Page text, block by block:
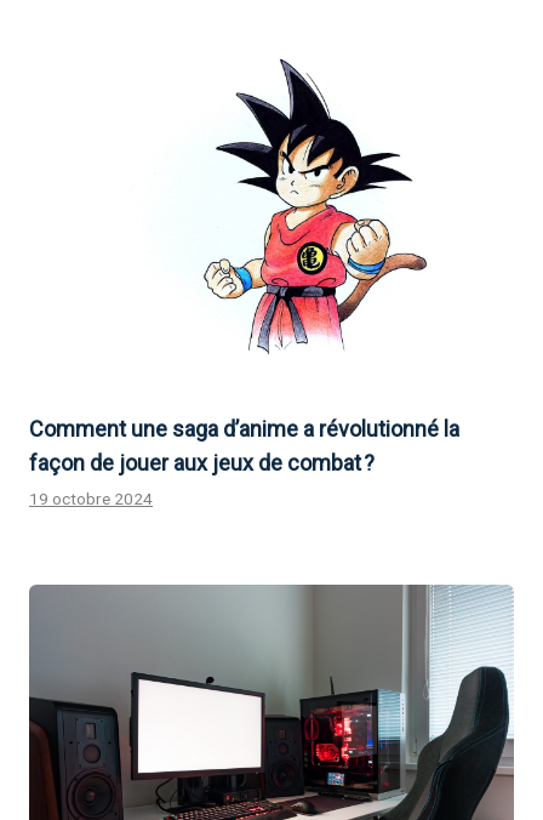
Comment une saga d’anime a révolutionné la
façon de jouer aux jeux de combat ?
19 octobre 2024